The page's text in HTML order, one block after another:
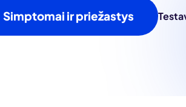
Simptomai ir priežastys